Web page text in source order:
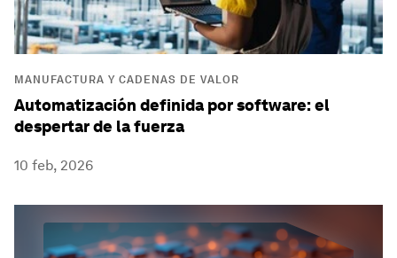
MANUFACTURA Y CADENAS DE VALOR
Automatización definida por software: el
despertar de la fuerza
10 feb, 2026